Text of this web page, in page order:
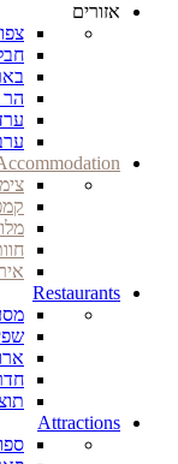
אזורים
הר
Restaurants
Attractions